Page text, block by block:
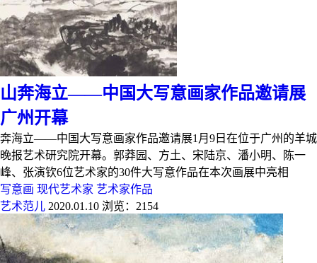
山奔海立——中国大写意画家作品邀请展
广州开幕
奔海立——中国大写意画家作品邀请展1月9日在位于广州的羊城
晚报艺术研究院开幕。郭莽园、方土、宋陆京、潘小明、陈一
峰、张演钦6位艺术家的30件大写意作品在本次画展中亮相
写意画 现代艺术家 艺术家作品
艺术范儿 2020.01.10 浏览：2154